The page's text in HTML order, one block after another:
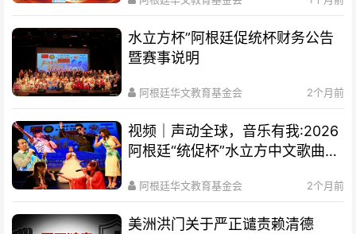
水立方杯”阿根廷促统杯财务公告
暨赛事说明
阿根廷华文教育基金会 2个月前
视频｜声动全球，音乐有我:2026
阿根廷“统促杯”水立方中文歌曲大
阿根廷华文教育基金会 2个月前
美洲洪门关于严正谴责赖清德